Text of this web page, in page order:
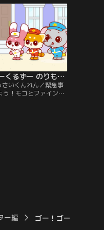
ゴー！ゴー！びーくるずー のりものスター編 第08話
いくんれん／緊急事
！モコとファインが
ー編 ゴー！ゴー！びーく